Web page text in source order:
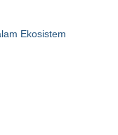
Ekosistem